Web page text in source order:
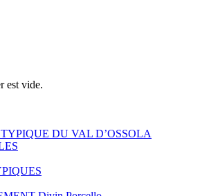
est vide.
DU VAL D’OSSOLA